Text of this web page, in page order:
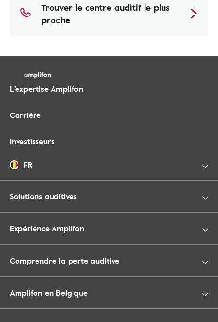
Trouver le centre auditif le plus
proche
L'expertise Amplifon
Carrière
Investisseurs
FR
Solutions auditives
Expérience Amplifon
Comprendre la perte auditive
Amplifon en Belgique